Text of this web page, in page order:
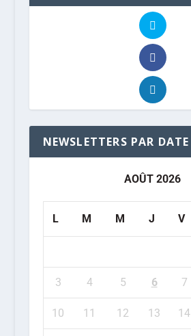
NEWSLETTERS PAR DATE
AOÛT 2026
L M M J V
3 4 5 6 7
10 11 12 13 14